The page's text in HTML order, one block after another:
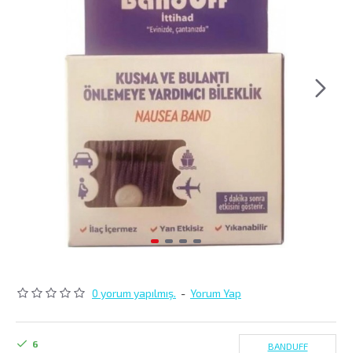
0 yorum yapılmış. - Yorum Yap
6
BANDUFF